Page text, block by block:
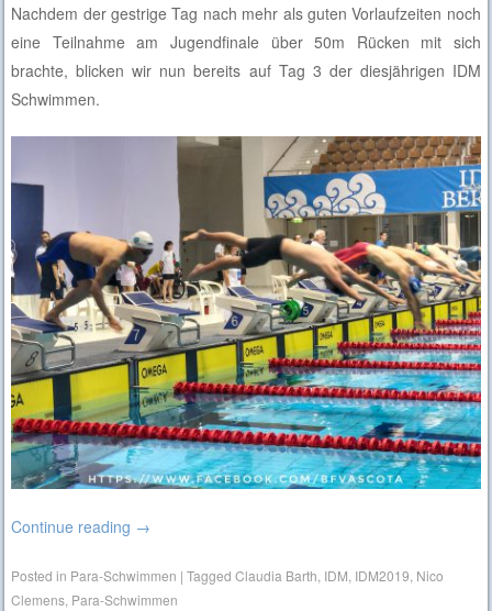
Nachdem der gestrige Tag nach mehr als guten Vorlaufzeiten noch
eine Teilnahme am Jugendfinale über 50m Rücken mit sich
brachte, blicken wir nun bereits auf Tag 3 der diesjährigen IDM
Schwimmen.
Continue reading →
Posted in Para-Schwimmen |TaggedClaudia Barth IDM IDM2019 Nico
Clemens Para-Schwimmen